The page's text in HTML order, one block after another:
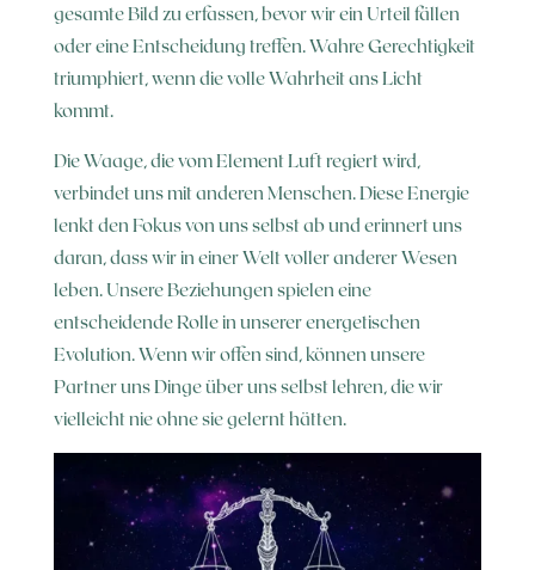
gesamte Bild zu erfassen, bevor wir ein Urteil fällen
oder eine Entscheidung treffen. Wahre Gerechtigkeit
triumphiert, wenn die volle Wahrheit ans Licht
kommt.
Die Waage, die vom Element Luft regiert wird,
verbindet uns mit anderen Menschen. Diese Energie
lenkt den Fokus von uns selbst ab und erinnert uns
daran, dass wir in einer Welt voller anderer Wesen
leben. Unsere Beziehungen spielen eine
entscheidende Rolle in unserer energetischen
Evolution. Wenn wir offen sind, können unsere
Partner uns Dinge über uns selbst lehren, die wir
vielleicht nie ohne sie gelernt hätten.